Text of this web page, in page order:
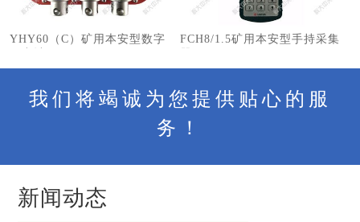
YHY60（C）矿用本安型数字
FCH8/1.5矿用本安型手持采集
我们将竭诚为您提供贴心的服
务！
新闻动态